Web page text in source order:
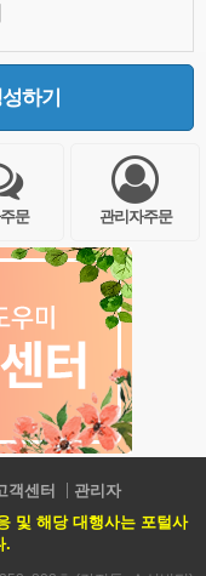
하기
문 관리자주문
객센터
관리자
및 해당 대행사는 포털사
.